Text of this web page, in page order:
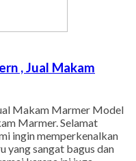
, Jual Makam
Makam Marmer Model
Marmer. Selamat
ingin memperkenalkan
yang sangat bagus dan